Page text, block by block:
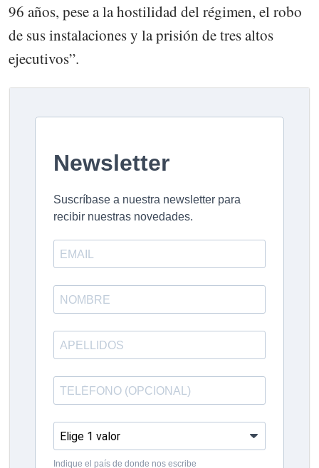
96 años, pese a la hostilidad del régimen, el robo
de sus instalaciones y la prisión de tres altos
ejecutivos”.